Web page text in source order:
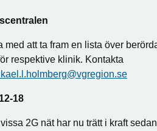
med att ta fram en lista över
respektive klinik. Kontakta
18
2G nät har nu trätt i kraft